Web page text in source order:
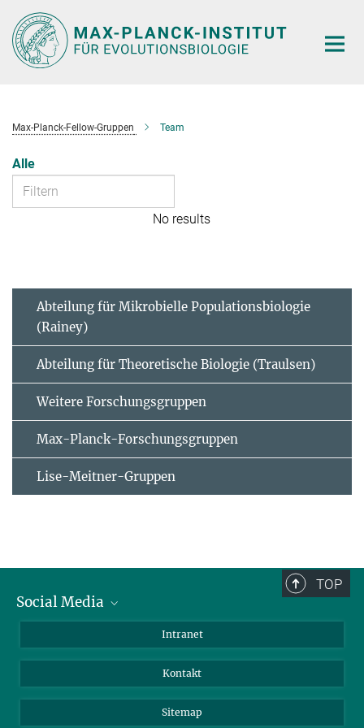
Hauptinhalt
Max-Planck-Fellow-Gruppen Team
Alle
No results
Abteilung für Mikrobielle Populationsbiologie
(Rainey)
Abteilung für Theoretische Biologie (Traulsen)
Weitere Forschungsgruppen
Max-Planck-Forschungsgruppen
Lise-Meitner-Gruppen
TOP
Social Media
LinkedIn
Intranet
Kontakt
Sitemap